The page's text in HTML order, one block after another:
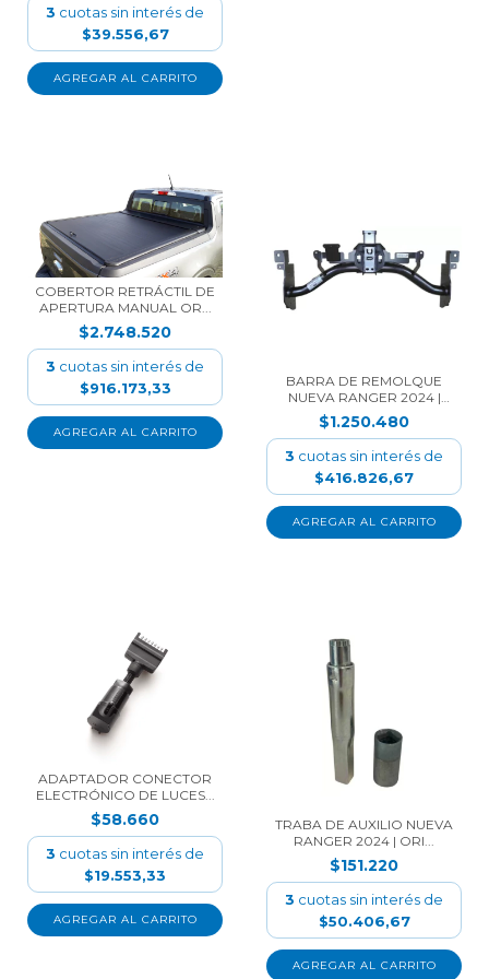
3 cuotas sin interés de
$39.556,67
COBERTOR RETRÁCTIL DE
APERTURA MANUAL OR...
$2.748.520
3 cuotas sin interés de
$916.173,33
BARRA DE REMOLQUE
NUEVA RANGER 2024 |
OR...
$1.250.480
3 cuotas sin interés de
$416.826,67
ADAPTADOR CONECTOR
ELECTRÓNICO DE LUCES...
$58.660
3 cuotas sin interés de
$19.553,33
TRABA DE AUXILIO NUEVA
RANGER 2024 | ORI...
$151.220
3 cuotas sin interés de
$50.406,67